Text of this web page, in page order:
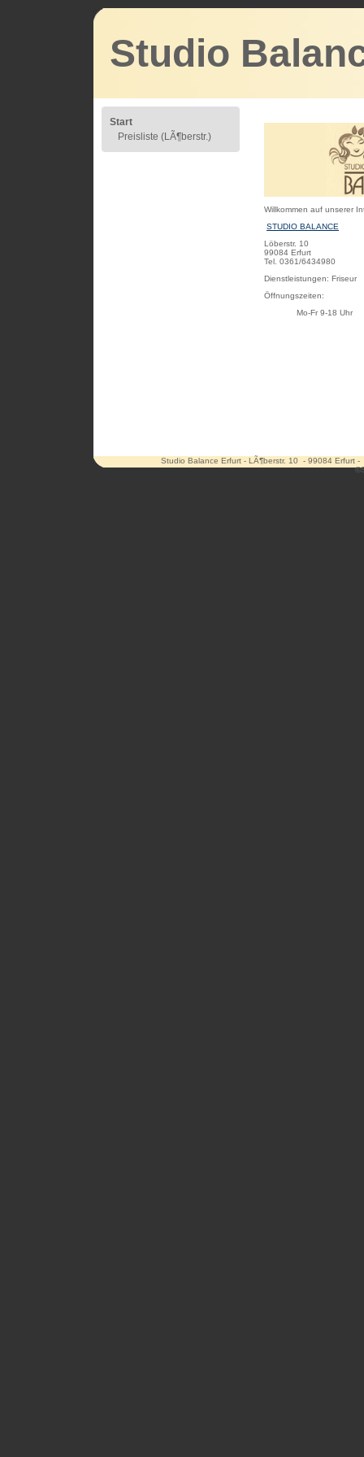
Studio
Start
Preisliste (LÃ¶berstr.)
Willkommen auf unserer
STUDIO BALANCE
Löberstr. 10
99084 Erfurt
Tel. 0361/6434980
Dienstleistungen: Friseur
Öffnungszeiten:
Mo-Fr 9-18 Uhr
Studio Balance Erfurt - LÃ¶berstr. 10 - 99084 Erfurt
©